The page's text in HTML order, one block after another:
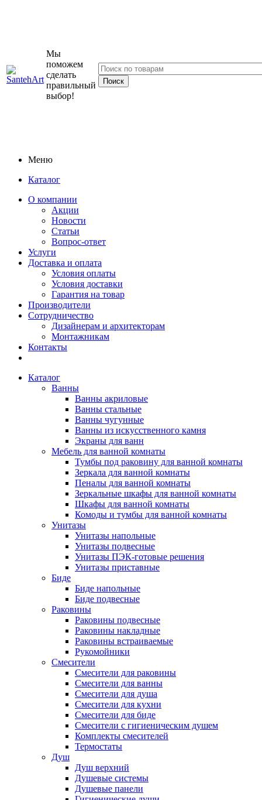
Мы
поможем
сделать
правильный
выбор!
Меню
Каталог
О компании
Акции
Новости
Статьи
Вопрос-ответ
Услуги
Доставка и оплата
Условия оплаты
Условия доставки
Гарантия на товар
Производители
Сотрудничество
Дизайнерам и архитекторам
Монтажникам
Контакты
Каталог
Ванны
Ванны акриловые
Ванны стальные
Ванны чугунные
Ванны из искусственного камня
Экраны для ванн
Мебель для ванной комнаты
Тумбы под раковину для ванной комнаты
Зеркала для ванной комнаты
Пеналы для ванной комнаты
Зеркальные шкафы для ванной комнаты
Шкафы для ванной комнаты
Комоды и тумбы для ванной комнаты
Унитазы
Унитазы напольные
Унитазы подвесные
Унитазы ПЭК-готовые решения
Унитазы приставные
Биде
Биде напольные
Биде подвесные
Раковины
Раковины подвесные
Раковины накладные
Раковины встраиваемые
Рукомойники
Смесители
Смесители для раковины
Смесители для ванны
Смесители для душа
Смесители для кухни
Смесители для биде
Смесители с гигиеническим душем
Комплекты смесителей
Термостаты
Душ
Душ верхний
Душевые системы
Душевые панели